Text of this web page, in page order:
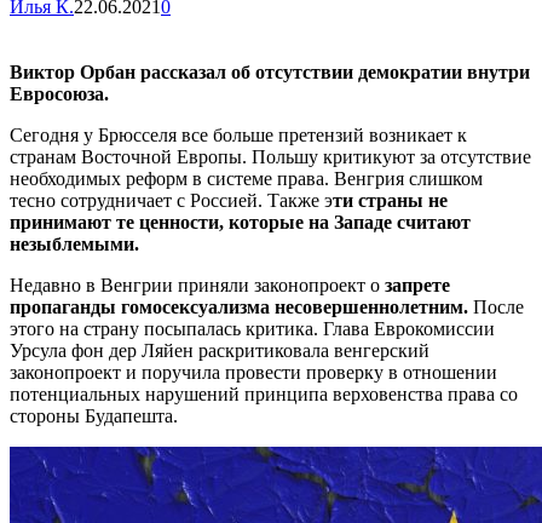
Илья К.22.06.20210
Виктор Орбан рассказал об отсутствии демократии внутри
Евросоюза.
Сегодня у Брюсселя все больше претензий возникает к
странам Восточной Европы. Польшу критикуют за отсутствие
необходимых реформ в системе права. Венгрия слишком
тесно сотрудничает с Россией. Также эти страны не
принимают те ценности, которые на Западе считают
незыблемыми.
Недавно в Венгрии приняли законопроект о запрете
пропаганды гомосексуализма несовершеннолетним. После
этого на страну посыпалась критика. Глава Еврокомиссии
Урсула фон дер Ляйен раскритиковала венгерский
законопроект и поручила провести проверку в отношении
потенциальных нарушений принципа верховенства права со
стороны Будапешта.